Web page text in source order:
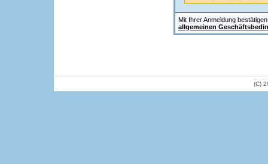
Mit Ihrer Anmeldung
allgemeinen
(C)